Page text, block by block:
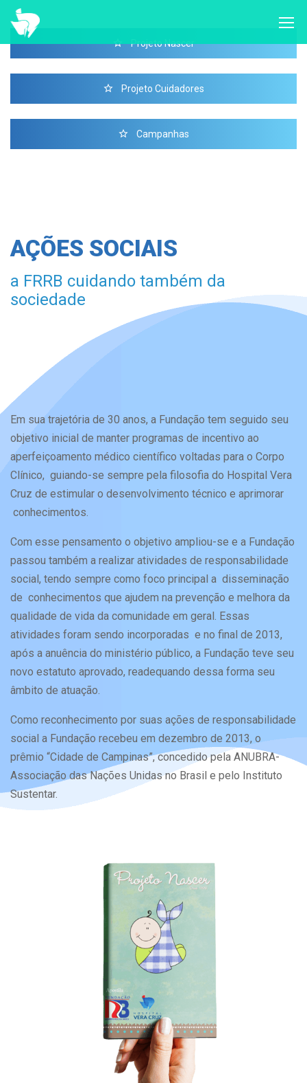
Projeto Nascer
Projeto Cuidadores
Campanhas
AÇÕES SOCIAIS
a FRRB cuidando também da
sociedade
Em sua trajetória de 30 anos, a Fundação tem seguido seu
objetivo inicial de manter programas de incentivo ao
aperfeiçoamento médico científico voltadas para o Corpo
Clínico, guiando-se sempre pela filosofia do Hospital Vera
Cruz de estimular o desenvolvimento técnico e aprimorar
conhecimentos.
Com esse pensamento o objetivo ampliou-se e a Fundação
passou também a realizar atividades de responsabilidade
social, tendo sempre como foco principal a disseminação
de conhecimentos que ajudem na prevenção e melhora da
qualidade de vida da comunidade em geral. Essas
atividades foram sendo incorporadas e no final de 2013,
após a anuência do ministério público, a Fundação teve seu
novo estatuto aprovado, readequando dessa forma seu
âmbito de atuação.
Como reconhecimento por suas ações de responsabilidade
social a Fundação recebeu em dezembro de 2013, o
prêmio “Cidade de Campinas”, concedido pela ANUBRA-
Associação das Nações Unidas no Brasil e pelo Instituto
Sustentar.